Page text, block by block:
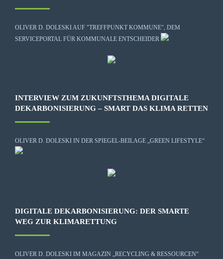
OLIVER D. DOLESKI AUF "TREFFPUNKT KOMMUNE", DEM
SERVICEPORTAL FÜR KOMMUNALE ENTSCHEIDER
INTERVIEW ZUM ZUKUNFTSTHEMA DIGITALE
DEKARBONISIERUNG – SMART DAS KLIMA RETTEN
OLIVER D. DOLESKI IN DER SPIEGEL-BEILAGE „GREEN LIFESTYLE“
DIGITALE DEKARBONISIERUNG: DER SMARTE
WEG ZUR KLIMARETTUNG
OLIVER D. DOLESKI IM MAGAZIN „RECYCLING & RESSOURCEN“